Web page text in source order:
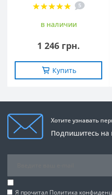
5
в наличии
1 246 грн.
Купить
Хотите узнавать
Подпишитесь на
Я прочитал Политика